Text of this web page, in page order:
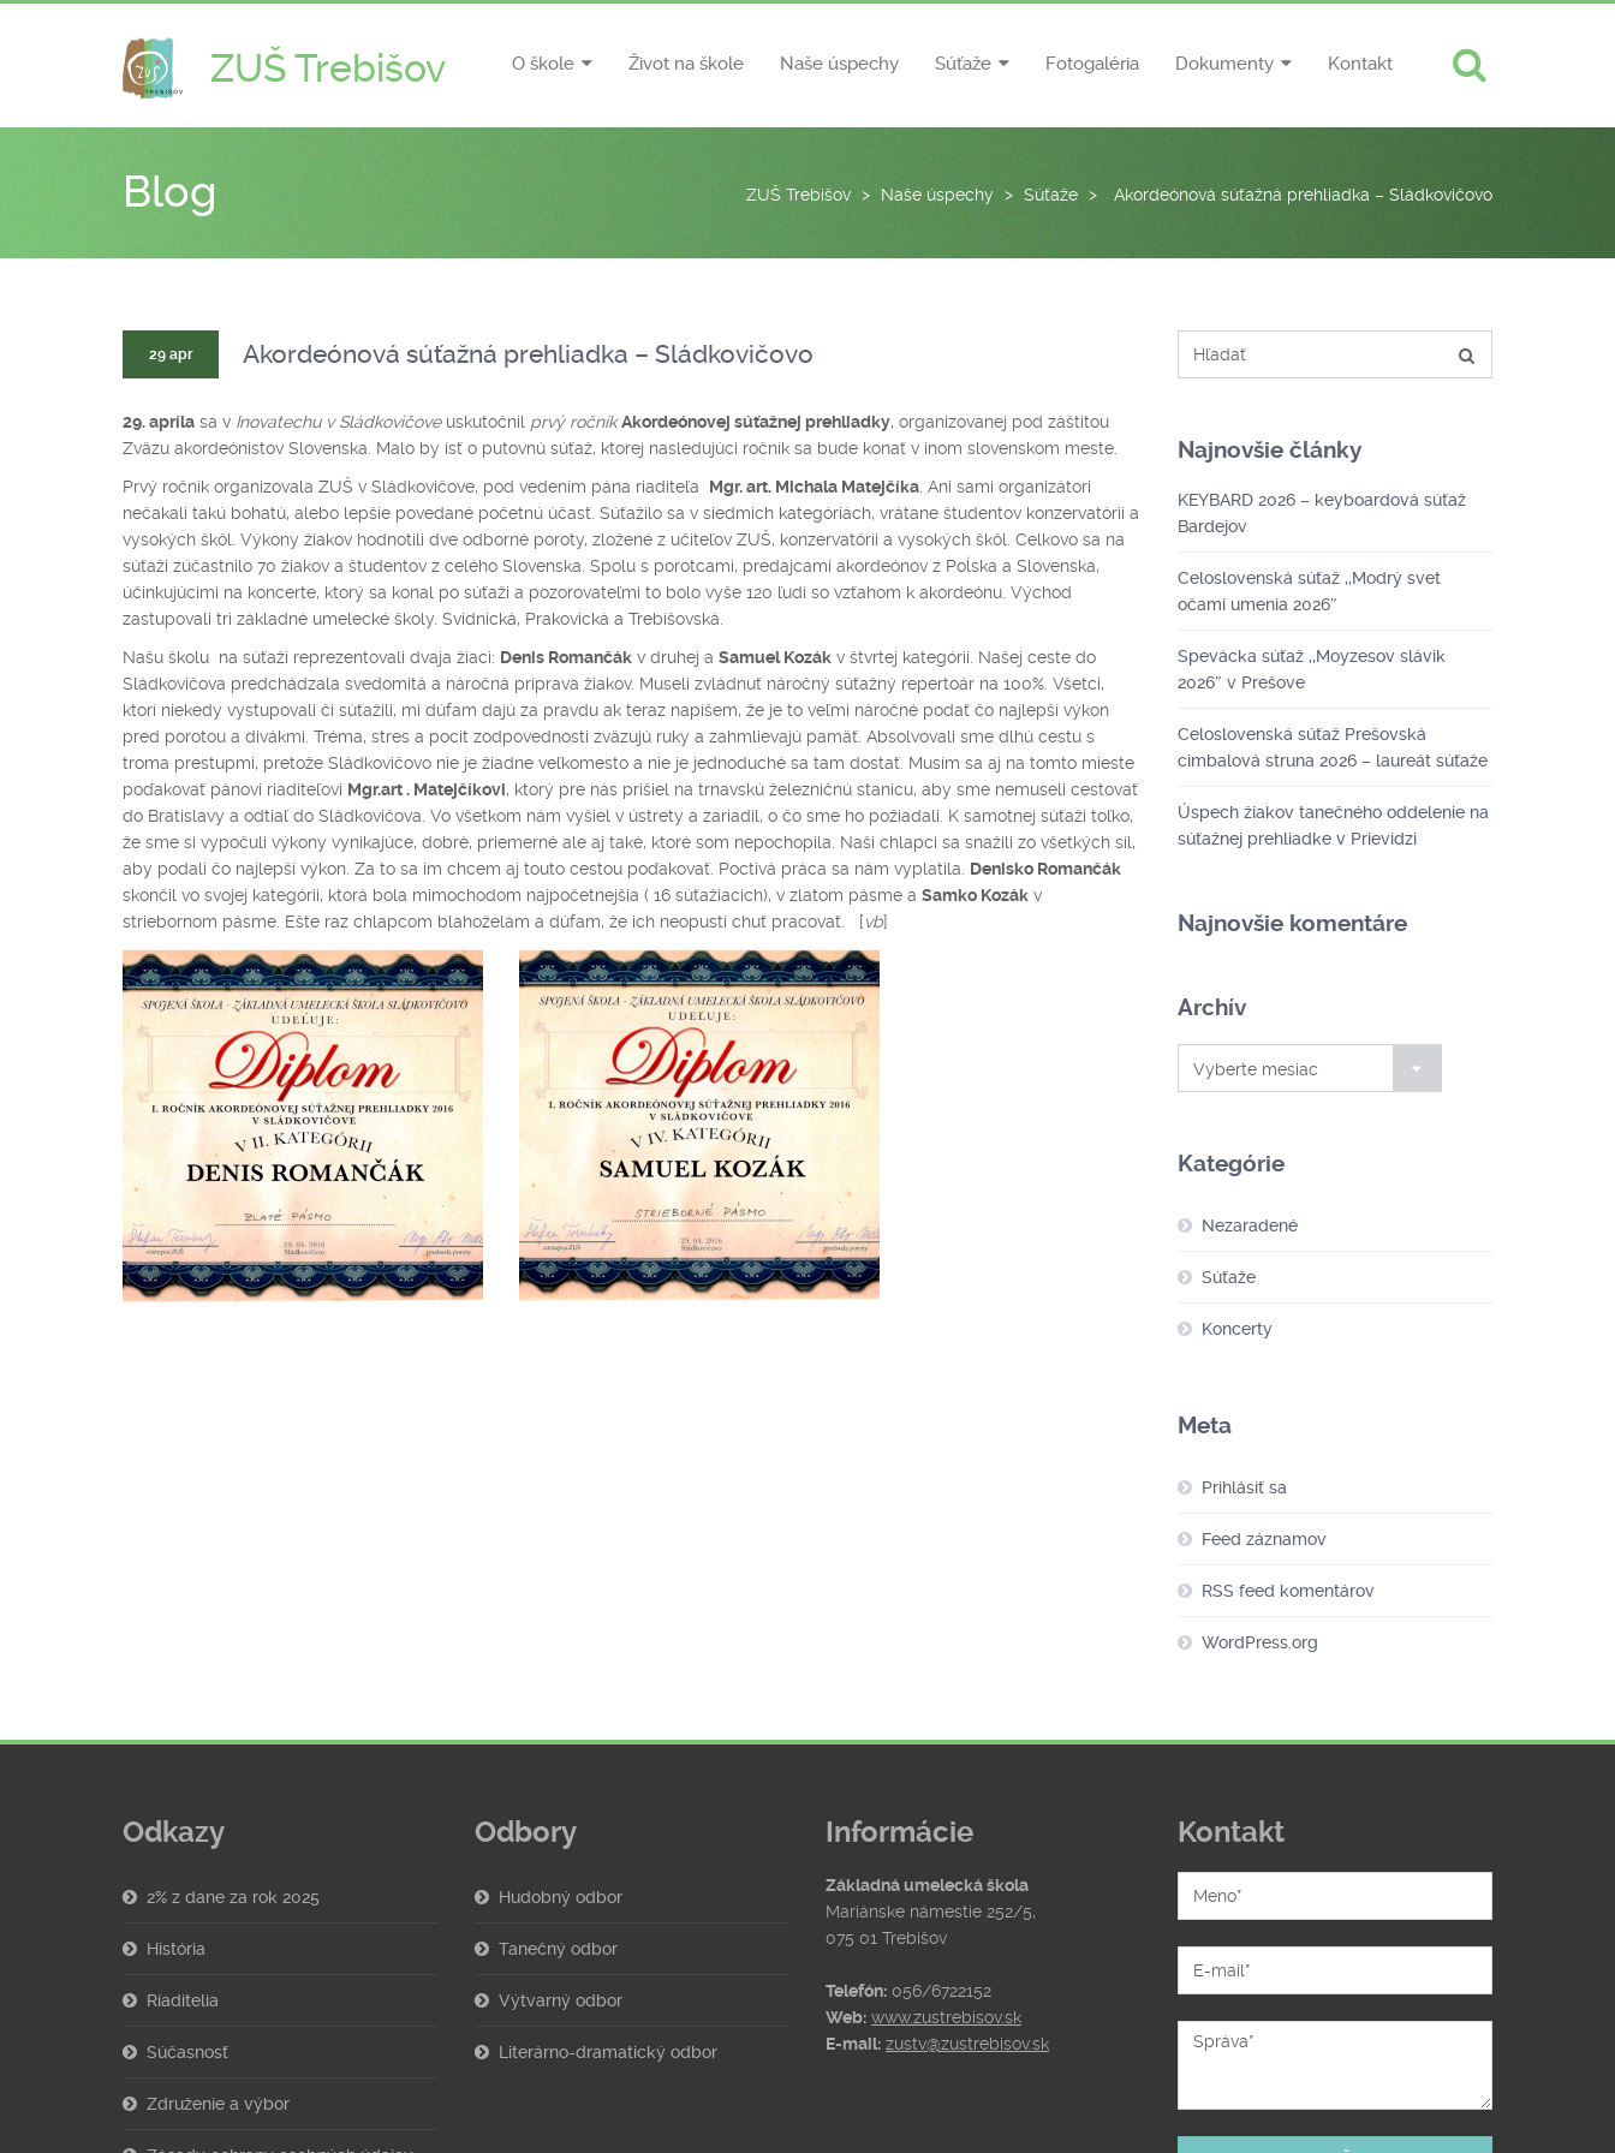
ZUŠ Trebišov O škole Život na škole Naše úspechy Súťaže Fotogaléria Dokumenty Kontakt
Blog ZUŠ Trebišov > Naše úspechy > Súťaže > Akordeónová súťažná prehliadka – Sládkovičovo
29 apr Akordeónová súťažná prehliadka – Sládkovičovo
29. apríla sa v Inovatechu v Sládkovičoveuskutočnil prvý ročník Akordeónovej súťažnej prehliadky, organizovanej pod záštitou
Zväzu akordeónistov Slovenska. Malo by ísť o putovnú súťaž, ktorej nasledujúci ročník sa bude konať v inom slovenskom meste.
Prvý ročník organizovala ZUŠ v Sládkovičove, pod vedením pána riaditeľa Mgr. art. Michala Matejčíka . Ani sami organizátori
nečakali takú bohatú, alebo lepšie povedané početnú účasť. Súťažilo sa v siedmich kategóriách, vrátane študentov konzervatórií a
vysokých škôl. Výkony žiakov hodnotili dve odborné poroty, zložené z učiteľov ZUŠ, konzervatórii a vysokých škôl. Celkovo sa na
súťaži zúčastnilo 70 žiakov a študentov z celého Slovenska. Spolu s porotcami, predajcami akordeónov z Poĺska a Slovenska,
účinkujúcimi na koncerte, ktorý sa konal po súťaži a pozorovateľmi to bolo vyše 120 ľudí so vzťahom k akordeónu. Východ
zastupovali tri základné umelecké školy. Svidnická, Prakovická a Trebišovská.
Našu školu na súťaži reprezentovali dvaja žiaci: Denis Romančák v druhej a Samuel Kozák v štvrtej kategórii. Našej ceste do
Sládkovičova predchádzala svedomitá a náročná príprava žiakov. Museli zvládnuť náročný súťažný repertoár na 100%. Všetci,
ktorí niekedy vystupovali či súťažili, mi dúfam dajú za pravdu ak teraz napíšem, že je to veľmi náročné podať čo najlepší výkon
pred porotou a divákmi. Tréma, stres a pocit zodpovednosti zväzujú ruky a zahmlievajú pamäť. Absolvovali sme dlhú cestu s
troma prestupmi, pretože Sládkovičovo nie je žiadne veľkomesto a nie je jednoduché sa tam dostať. Musím sa aj na tomto mieste
poďakovať pánovi riaditeľovi Mgr.art . Matejčíkovi, ktorý pre nás prišiel na trnavskú železničnú stanicu, aby sme nemuseli cestovať
do Bratislavy a odtiaľ do Sládkovičova. Vo všetkom nám vyšiel v ústrety a zariadil, o čo sme ho požiadali. K samotnej súťaži toľko,
že sme si vypočuli výkony vynikajúce, dobré, priemerné ale aj také, ktoré som nepochopila. Naši chlapci sa snažili zo všetkých síl,
aby podali čo najlepší výkon. Za to sa im chcem aj touto cestou poďakovať. Poctivá práca sa nám vyplatila. Denisko Romančák
skončil vo svojej kategórii, ktorá bola mimochodom najpočetnejšia ( 16 súťažiacich), v zlatom pásme a Samko Kozák v
striebornom pásme. Ešte raz chlapcom blahoželám a dúfam, že ich neopustí chuť pracovať. [vb]
Najnovšie články
KEYBARD 2026 – keyboardová súťaž
Bardejov
Celoslovenská súťaž ,,Modrý svet
očami umenia 2026″
Spevácka súťaž ,,Moyzesov slávik
2026″ v Prešove
Celoslovenská súťaž Prešovská
cimbalová struna 2026 – laureát súťaže
Úspech žiakov tanečného oddelenie na
súťažnej prehliadke v Prievidzi
Najnovšie komentáre
Archív
Vyberte mesiac
Kategórie
Nezaradené
Súťaže
Koncerty
Meta
Prihlásiť sa
Feed záznamov
RSS feed komentárov
WordPress.org
Odkazy
2% z dane za rok 2025
História
Riaditelia
Súčasnosť
Združenie a výbor
Odbory
Hudobný odbor
Tanečný odbor
Výtvarný odbor
Literárno-dramatický odbor
Informácie
Základná umelecká škola
Mariánske námestie 252/5,
075 01 Trebišov
Telefón: 056/6722152
Web: www.zustrebisov.sk
E-mail: zustv@zustrebisov.sk
Kontakt